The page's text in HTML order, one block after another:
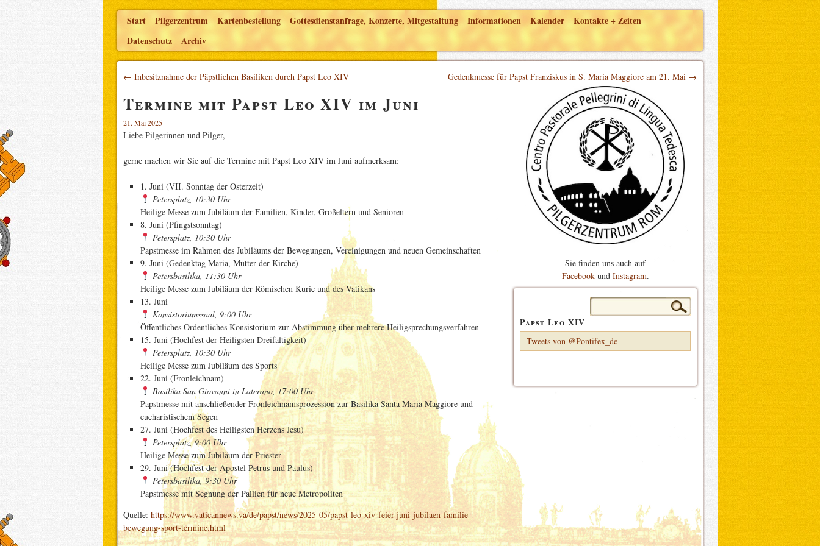
Start Pilgerzentrum Kartenbestellung Gottesdienstanfrage, Konzerte, Mitgestaltung Informationen Kalender
Kontakte + Zeiten
Datenschutz
Archiv
← Inbesitznahme der Päpstlichen Basiliken durch Papst Leo XIV Gedenkmesse für Papst Franziskus in S. Maria Maggiore am 21. Mai →
Termine mit Papst Leo XIV im Juni
21. Mai 2025
Liebe Pilgerinnen und Pilger,
gerne machen wir Sie auf die Termine mit Papst Leo XIV im Juni aufmerksam:
1. Juni (VII. Sonntag der Osterzeit)
Petersplatz, 10:30 Uhr
Heilige Messe zum Jubiläum der Familien, Kinder, Großeltern und Senioren
8. Juni (Pfingstsonntag)
Petersplatz, 10:30 Uhr
Papstmesse im Rahmen des Jubiläums der Bewegungen, Vereinigungen und neuen Gemeinschaften
9. Juni (Gedenktag Maria, Mutter der Kirche)
Petersbasilika, 11:30 Uhr
Heilige Messe zum Jubiläum der Römischen Kurie und des Vatikans
13. Juni
Konsistoriumssaal, 9:00 Uhr
Öffentliches Ordentliches Konsistorium zur Abstimmung über mehrere Heiligsprechungsverfahren
15. Juni (Hochfest der Heiligsten Dreifaltigkeit)
Petersplatz, 10:30 Uhr
Heilige Messe zum Jubiläum des Sports
22. Juni (Fronleichnam)
Basilika San Giovanni in Laterano, 17:00 Uhr
Papstmesse mit anschließender Fronleichnamsprozession zur Basilika Santa Maria Maggiore und
eucharistischem Segen
27. Juni (Hochfest des Heiligsten Herzens Jesu)
Petersplatz, 9:00 Uhr
Heilige Messe zum Jubiläum der Priester
29. Juni (Hochfest der Apostel Petrus und Paulus)
Petersbasilika, 9:30 Uhr
Papstmesse mit Segnung der Pallien für neue Metropoliten
Quelle: https://www.vaticannews.va/de/papst/news/2025-05/papst-leo-xiv-feier-juni-jubilaen-familie-
bewegung-sport-termine.html
Sie finden uns auch auf
Facebookund Instagram.
Suchen
Papst Leo XIV
Tweets von @Pontifex_de